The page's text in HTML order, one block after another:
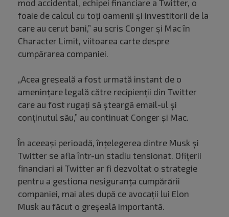
mod accidental, echipei financiare a Twitter, o
foaie de calcul cu toți oamenii și investitorii de la
care au cerut bani,” au scris Conger și Mac în
Character Limit, viitoarea carte despre
cumpărarea companiei.
„Acea greșeală a fost urmată instant de o
amenințare legală către recipienții din Twitter
care au fost rugați să șteargă email-ul și
conținutul său,” au continuat Conger și Mac.
În aceeași perioadă, înțelegerea dintre Musk și
Twitter se afla într-un stadiu tensionat. Ofițerii
financiari ai Twitter ar fi dezvoltat o strategie
pentru a gestiona nesiguranța cumpărării
companiei, mai ales după ce avocații lui Elon
Musk au făcut o greșeală importantă.